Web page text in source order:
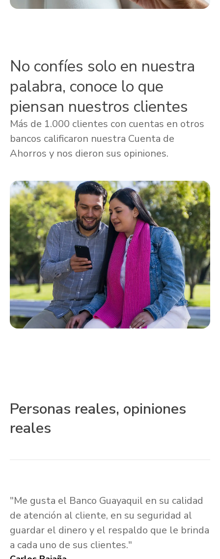
No confíes solo en nuestra
palabra, conoce lo que
piensan nuestros clientes
Más de 1.000 clientes con cuentas en otros
bancos calificaron nuestra Cuenta de
Ahorros y nos dieron sus opiniones.
Personas reales, opiniones
reales
"Me gusta el Banco Guayaquil en su calidad
de atención al cliente, en su seguridad al
guardar el dinero y el respaldo que le brinda
a cada uno de sus clientes."